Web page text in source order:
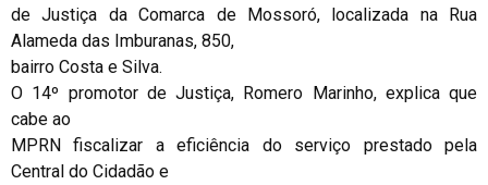
de Justiça da Comarca de Mossoró, localizada na Rua
Alameda das Imburanas, 850,
bairro Costa e Silva.
O 14º promotor de Justiça, Romero Marinho, explica que
cabe ao
MPRN fiscalizar a eficiência do serviço prestado pela
Central do Cidadão e